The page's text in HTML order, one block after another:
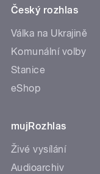
Český rozhlas
Válka na Ukrajině
Komunální volby
Stanice
eShop
mujRozhlas
Živé vysílání
Audioarchiv